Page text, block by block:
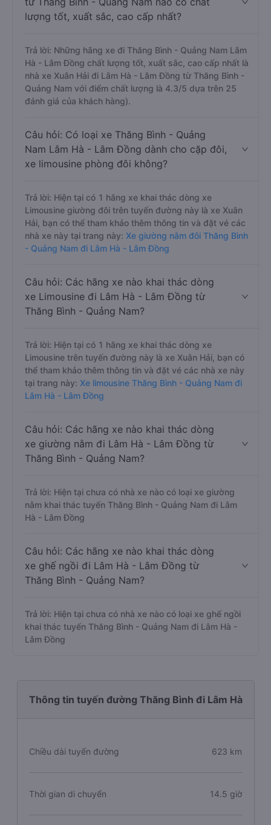
lượng tốt, xuất sắc, cao cấp nhất?
Trả lời: Những hãng xe đi Thăng Bình - Quảng Nam Lâm
Hà - Lâm Đồng chất lượng tốt, xuất sắc, cao cấp nhất là
nhà xe Xuân Hải đi Lâm Hà - Lâm Đồng từ Thăng Bình -
Quảng Nam với điểm chất lượng là 4.3/5 dựa trên 25
đánh giá của khách hàng).
Câu hỏi: Có loại xe Thăng Bình - Quảng
Nam Lâm Hà - Lâm Đồng dành cho cặp đôi,
xe limousine phòng đôi không?
Trả lời: Hiện tại có 1 hãng xe khai thác dòng xe
Limousine giường đôi trên tuyến đường này là xe Xuân
Hải, bạn có thể tham khảo thêm thông tin và đặt vé các
nhà xe này tại trang này: Xe giường nằm đôi Thăng Bình
- Quảng Nam đi Lâm Hà - Lâm Đồng
Câu hỏi: Các hãng xe nào khai thác dòng
xe Limousine đi Lâm Hà - Lâm Đồng từ
Thăng Bình - Quảng Nam?
Trả lời: Hiện tại có 1 hãng xe khai thác dòng xe
Limousine trên tuyến đường này là xe Xuân Hải, bạn có
thể tham khảo thêm thông tin và đặt vé các nhà xe này
tại trang này: Xe limousine Thăng Bình - Quảng Nam đi
Lâm Hà - Lâm Đồng
Câu hỏi: Các hãng xe nào khai thác dòng
xe giường nằm đi Lâm Hà - Lâm Đồng từ
Thăng Bình - Quảng Nam?
Trả lời: Hiện tại chưa có nhà xe nào có loại xe giường
nằm khai thác tuyến Thăng Bình - Quảng Nam đi Lâm
Hà - Lâm Đồng
Câu hỏi: Các hãng xe nào khai thác dòng
xe ghế ngồi đi Lâm Hà - Lâm Đồng từ
Thăng Bình - Quảng Nam?
Trả lời: Hiện tại chưa có nhà xe nào có loại xe ghế ngồi
khai thác tuyến Thăng Bình - Quảng Nam đi Lâm Hà -
Lâm Đồng
Thông tin tuyến đường Thăng Bình đi Lâm Hà
Chiều dài tuyến đường 623 km
Thời gian di chuyển 14.5 giờ